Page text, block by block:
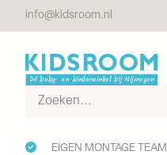
info@kidsroom.nl
EIGEN MONTAGE TEAM